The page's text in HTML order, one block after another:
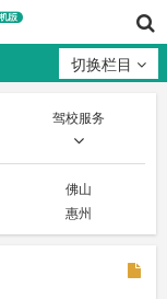
切换栏目
驾校服务
婚庆/化妆
房屋装修
搬家服务
开锁/修锁
佛山
惠州